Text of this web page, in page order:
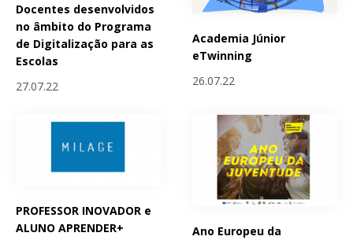
Docentes desenvolvidos
no âmbito do Programa
de Digitalização para as
Escolas
27.07.22
Academia Júnior
eTwinning
26.07.22
PROFESSOR INOVADOR e
ALUNO APRENDER+
Ano Europeu da